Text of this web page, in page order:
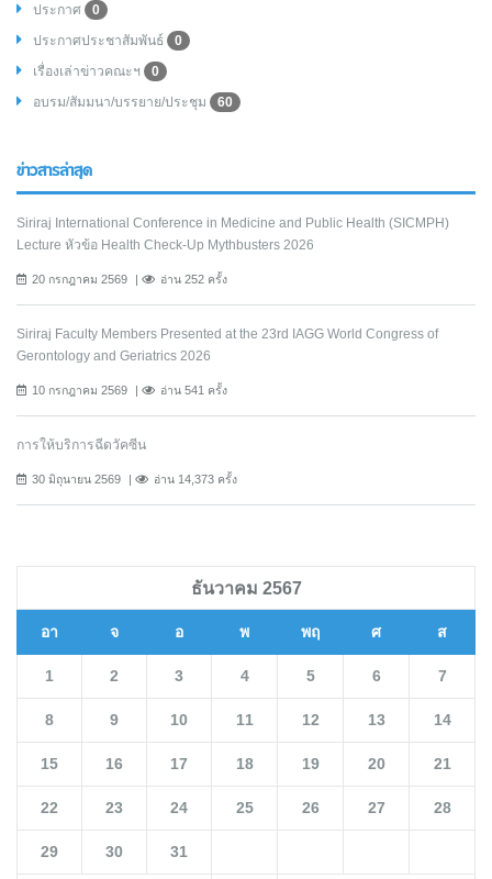
ประกาศ
0
ประกาศประชาสัมพันธ์
0
เรื่องเล่าข่าวคณะฯ
0
อบรม/สัมมนา/บรรยาย/ประชุม
60
ข่าวสารล่าสุด
Siriraj International Conference in Medicine and Public Health (SICMPH)
Lecture หัวข้อ Health Check-Up Mythbusters 2026
20 กรกฎาคม 2569 อ่าน 252 ครั้ง
Siriraj Faculty Members Presented at the 23rd IAGG World Congress of
Gerontology and Geriatrics 2026
10 กรกฎาคม 2569 อ่าน 541 ครั้ง
การให้บริการฉีดวัคซีน
30 มิถุนายน 2569 อ่าน 14,373 ครั้ง
ธันวาคม 2567
อา จ อ พ พฤ ศ ส
1 2 3 4 5 6 7
8 9 10 11 12 13 14
15 16 17 18 19 20 21
22 23 24 25 26 27 28
29 30 31